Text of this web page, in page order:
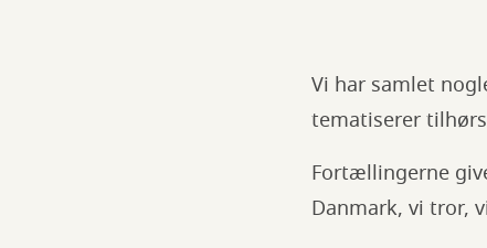
Vi har samlet
tematiserer
Fortællingerne
Danmark, vi tror,